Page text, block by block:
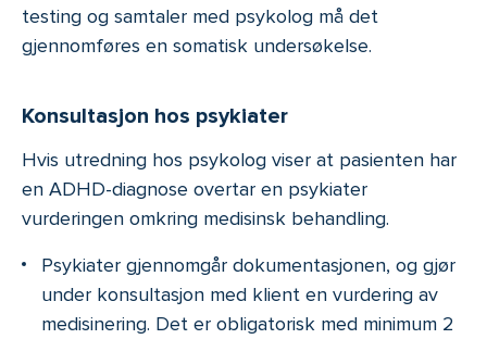
testing og samtaler med psykolog må det
gjennomføres en somatisk undersøkelse.
Konsultasjon hos psykiater
Hvis utredning hos psykolog viser at pasienten har
en ADHD-diagnose overtar en psykiater
vurderingen omkring medisinsk behandling.
Psykiater gjennomgår dokumentasjonen, og gjør
under konsultasjon med klient en vurdering av
medisinering. Det er obligatorisk med minimum 2